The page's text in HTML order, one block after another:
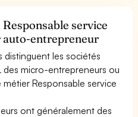
Responsable service
entrepreneur
distinguent les sociétés
des micro-entrepreneurs ou
Responsable service
ont généralement des